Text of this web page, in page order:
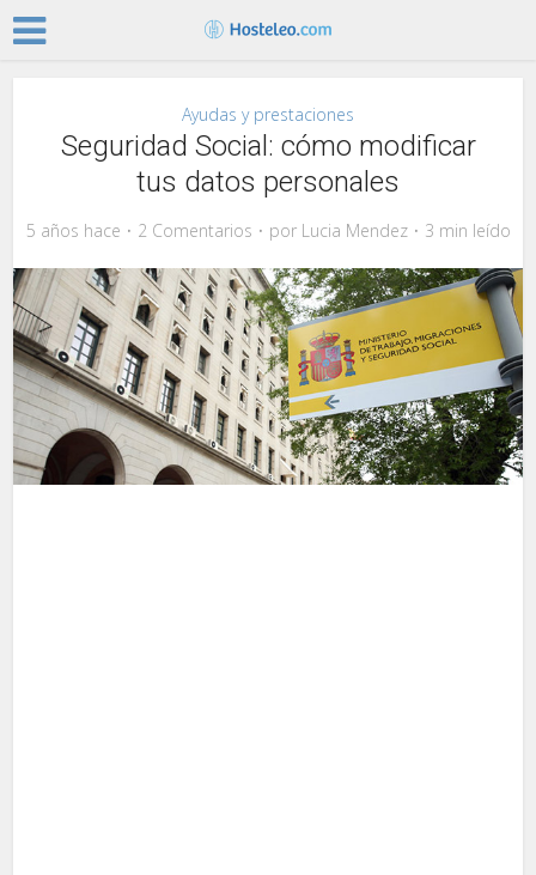
Ayudas y prestaciones
Seguridad Social: cómo modificar
tus datos personales
5 años hace 2 Comentarios por Lucia Mendez 3 min leído